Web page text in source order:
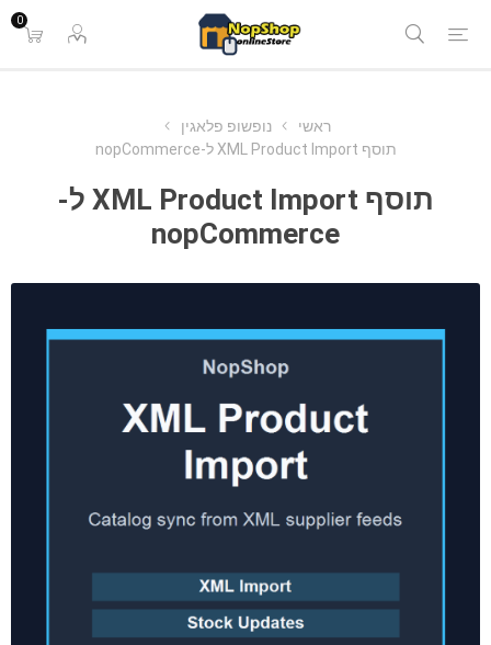
0
ראשי
נופשופ פלאגין
תוסף XML Product Import ל-nopCommerce
תוסף XML Product Import ל-
nopCommerce